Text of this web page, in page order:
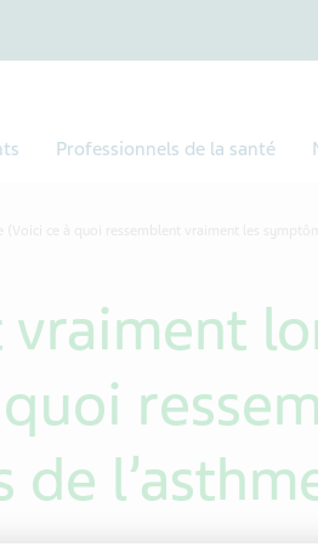
Professionnels de la santé